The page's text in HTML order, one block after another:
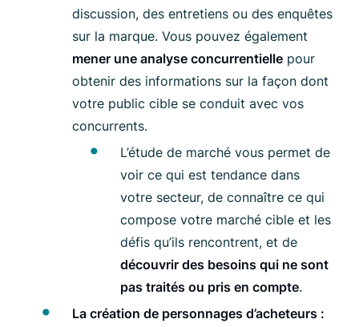
discussion, des entretiens ou des enquêtes
sur la marque. Vous pouvez également
mener une analyse concurrentielle pour
obtenir des informations sur la façon dont
votre public cible se conduit avec vos
concurrents.
L’étude de marché vous permet de
voir ce qui est tendance dans
votre secteur, de connaître ce qui
compose votre marché cible et les
défis qu’ils rencontrent, et de
découvrir des besoins qui ne sont
pas traités ou pris en compte.
La création de personnages d’acheteurs :